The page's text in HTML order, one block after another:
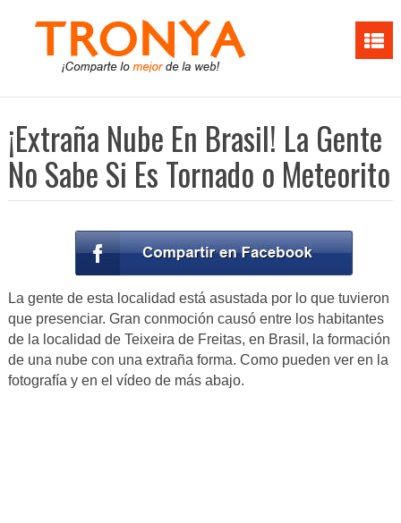
¡Extraña Nube En Brasil! La Gente
No Sabe Si Es Tornado o Meteorito
La gente de esta localidad está asustada por lo que tuvieron
que presenciar. Gran conmoción causó entre los habitantes
de la localidad de Teixeira de Freitas, en Brasil, la formación
de una nube con una extraña forma. Como pueden ver en la
fotografía y en el vídeo de más abajo.